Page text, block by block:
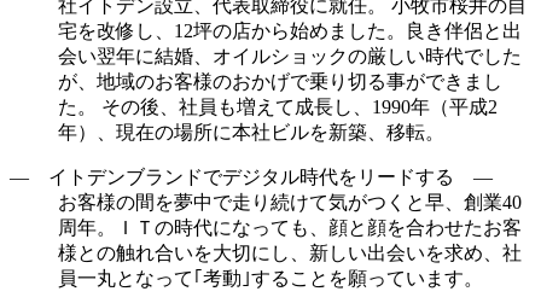
社イトデン設立、代表取締役に就任。 小牧市桜井の自
宅を改修し、12坪の店から始めました。良き伴侶と出
会い翌年に結婚、オイルショックの厳しい時代でした
が、地域のお客様のおかげで乗り切る事ができまし
た。 その後、社員も増えて成長し、1990年（平成2
年）、現在の場所に本社ビルを新築、移転。
― イトデンブランドでデジタル時代をリードする ―
お客様の間を夢中で走り続けて気がつくと早、創業40
周年。ＩＴの時代になっても、顔と顔を合わせたお客
様との触れ合いを大切にし、新しい出会いを求め、社
員一丸となって｢考動｣することを願っています。